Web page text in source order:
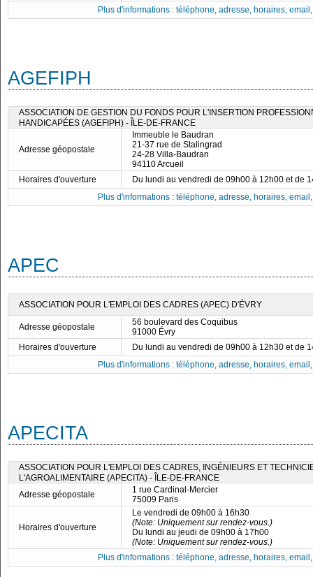
Plus d'informations : téléphone, adresse, horaires,
AGEFIPH
ASSOCIATION DE GESTION DU FONDS POUR L'INSERTION
HANDICAPÉES (AGEFIPH) - ÎLE-DE-FRANCE
Adresse géopostale
Immeuble le Baudran
21-37 rue de Stalingrad
24-28 Villa-Baudran
94110 Arcueil
Horaires d'ouverture
Du lundi au vendredi de 09h00 à 12h00 et de
Plus d'informations : téléphone, adresse, horaires,
APEC
ASSOCIATION POUR L'EMPLOI DES CADRES (APEC) D'ÉVRY
Adresse géopostale
56 boulevard des Coquibus
91000 Évry
Horaires d'ouverture
Du lundi au vendredi de 09h00 à 12h30 et de
Plus d'informations : téléphone, adresse, horaires,
APECITA
ASSOCIATION POUR L'EMPLOI DES CADRES, INGÉNIEURS ET
L'AGROALIMENTAIRE (APECITA) - ÎLE-DE-FRANCE
Adresse géopostale
1 rue Cardinal-Mercier
75009 Paris
Horaires d'ouverture
Le vendredi de 09h00 à 16h30
(Note: Uniquement sur rendez-vous.)
Du lundi au jeudi de 09h00 à 17h00
(Note: Uniquement sur rendez-vous.)
Plus d'informations : téléphone, adresse, horaires,